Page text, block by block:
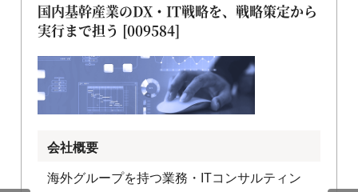
国内基幹産業のDX・IT戦略を、戦略策定から
実行まで担う [009584]
会社概要
海外グループを持つ業務・ITコンサルティン